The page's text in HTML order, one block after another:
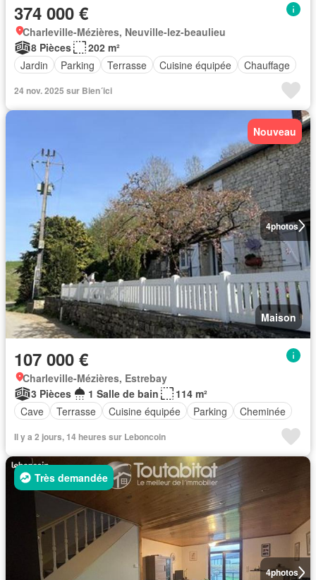
374 000 €
Charleville-Mézières, Neuville-lez-beaulieu
8 Pièces
202 m²
Jardin
Parking Terrasse Cuisine équipée Chauffage
24 nov. 2025 sur Bien´ici
4photos
Nouveau
Maison
107 000 €
Charleville-Mézières, Estrebay
3 Pièces
1 Salle de bain
114 m²
Cave
Terrasse Cuisine équipée Parking Cheminée
Il y a 2 jours, 14 heures sur Leboncoin
4photos
Très demandée